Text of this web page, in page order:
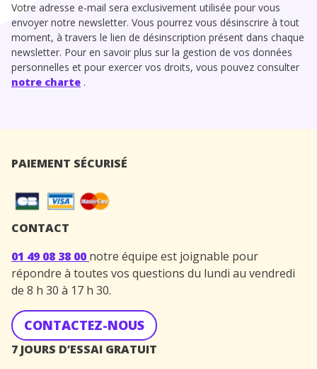
Votre adresse e-mail sera exclusivement utilisée pour vous
envoyer notre newsletter. Vous pourrez vous désinscrire à tout
moment, à travers le lien de désinscription présent dans chaque
newsletter. Pour en savoir plus sur la gestion de vos données
personnelles et pour exercer vos droits, vous pouvez consulter
notre charte .
PAIEMENT SÉCURISÉ
CONTACT
01 49 08 38 00 notre équipe est joignable pour
répondre à toutes vos questions du lundi au vendredi
de 8 h 30 à 17 h 30.
CONTACTEZ-NOUS
7 JOURS D’ESSAI GRATUIT